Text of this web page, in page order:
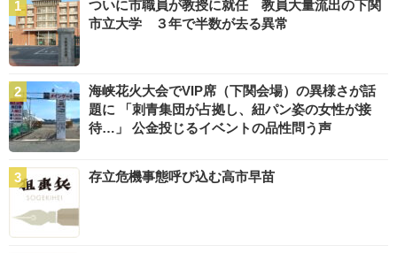
ついに市職員が教授に就任 教員大量流出の下関
市立大学 ３年で半数が去る異常
海峡花火大会でVIP席（下関会場）の異様さが話
題に 「刺青集団が占拠し、紐パン姿の女性が接
待…」 公金投じるイベントの品性問う声
存立危機事態呼び込む高市早苗